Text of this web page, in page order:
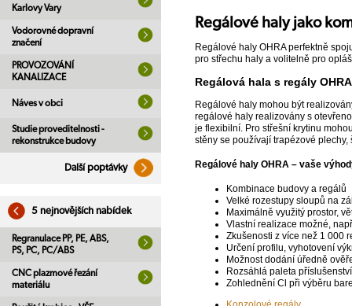
Karlovy Vary
Vodorovné dopravní
značení
PROVOZOVÁNÍ
KANALIZACE
Náves v obci
Studie proveditelnosti -
rekonstrukce budovy
Další poptávky
5 nejnovějších nabídek
Regranulace PP, PE, ABS,
PS, PC, PC/ABS
CNC plazmové řezání
materiálu
Regálové haly jako
Regálové haly OHRA perfektně
pro střechu haly a volitelně pro
Regálová hala s regály
Regálové haly mohou být
regálové haly realizovány s
je flexibilní. Pro střešní krytinu
stěny se používají trapézové
Regálové haly OHRA – vaše
Kombinace budovy a regálů
Velké rozestupy sloupů na
Maximálně využitý prostor,
Vlastní realizace možné,
Zkušenosti z více než 1 000
Určení profilu, vyhotovení
Možnost dodání úředně
Rozsáhlá paleta
Zohlednění Cl při výběru